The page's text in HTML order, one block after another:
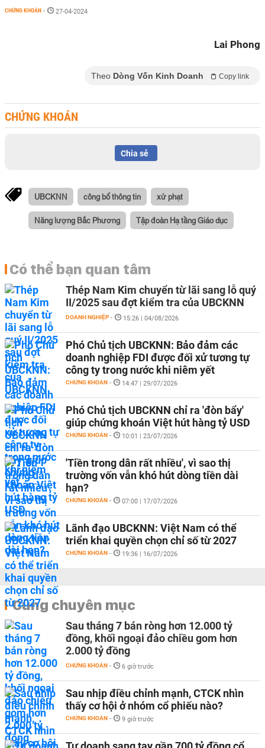
CHỨNG KHOÁN - 27-04-2024
Lai Phong
Theo Dòng Vốn Kinh Doanh Copy link
CHỨNG KHOÁN
Chia sẻ
UBCKNN công bố thông tin xử phạt
Năng lượng Bắc Phương Tập đoàn Hạ tầng Giáo dục
Có thể bạn quan tâm
Thép Nam Kim chuyển từ lãi sang lỗ quý
II/2025 sau đợt kiểm tra của UBCKNN
DOANH NGHIỆP - 15:26 | 04/08/2026
Phó Chủ tịch UBCKNN: Bảo đảm các
doanh nghiệp FDI được đối xử tương tự
công ty trong nước khi niêm yết
CHỨNG KHOÁN - 14:47 | 29/07/2026
Phó Chủ tịch UBCKNN chỉ ra 'đòn bẩy'
giúp chứng khoán Việt hút hàng tỷ USD
CHỨNG KHOÁN - 10:01 | 23/07/2026
'Tiền trong dân rất nhiều', vì sao thị
trường vốn vẫn khó hút dòng tiền dài
hạn?
CHỨNG KHOÁN - 07:00 | 17/07/2026
Lãnh đạo UBCKNN: Việt Nam có thể
triển khai quyền chọn chỉ số từ 2027
CHỨNG KHOÁN - 19:36 | 16/07/2026
Cùng chuyên mục
Sau tháng 7 bán ròng hơn 12.000 tỷ
đồng, khối ngoại đảo chiều gom hơn
2.000 tỷ đồng
CHỨNG KHOÁN - 6 giờ trước
Sau nhịp điều chỉnh mạnh, CTCK nhìn
thấy cơ hội ở nhóm cổ phiếu nào?
CHỨNG KHOÁN - 9 giờ trước